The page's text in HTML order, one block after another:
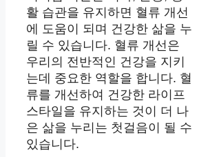
활 습관을 유지하면 혈류 개선
에 도움이 되며 건강한 삶을 누
릴 수 있습니다. 혈류 개선은
우리의 전반적인 건강을 지키
는데 중요한 역할을 합니다. 혈
류를 개선하여 건강한 라이프
스타일을 유지하는 것이 더 나
은 삶을 누리는 첫걸음이 될 수
있습니다.